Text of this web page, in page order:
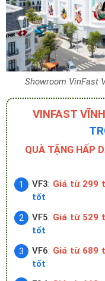
Showroom VinFast
VINFAST
QUÀ TẶNG HẤP
VF3: Giá từ 299
tốt
VF5: Giá từ 529
tốt
VF6: Giá từ 689
tốt